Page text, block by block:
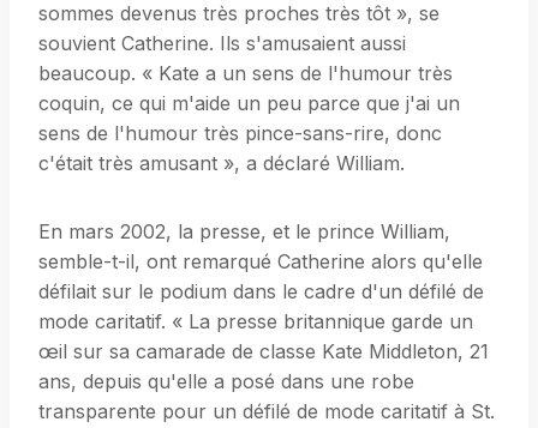
sommes devenus très proches très tôt », se
souvient Catherine. Ils s'amusaient aussi
beaucoup. « Kate a un sens de l'humour très
coquin, ce qui m'aide un peu parce que j'ai un
sens de l'humour très pince-sans-rire, donc
c'était très amusant », a déclaré William.
En mars 2002, la presse, et le prince William,
semble-t-il, ont remarqué Catherine alors qu'elle
défilait sur le podium dans le cadre d'un défilé de
mode caritatif. « La presse britannique garde un
œil sur sa camarade de classe Kate Middleton, 21
ans, depuis qu'elle a posé dans une robe
transparente pour un défilé de mode caritatif à St.